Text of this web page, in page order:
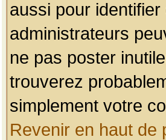
aussi pour
administrateurs
ne pas poster
trouverez
simplement votre
Revenir en haut de